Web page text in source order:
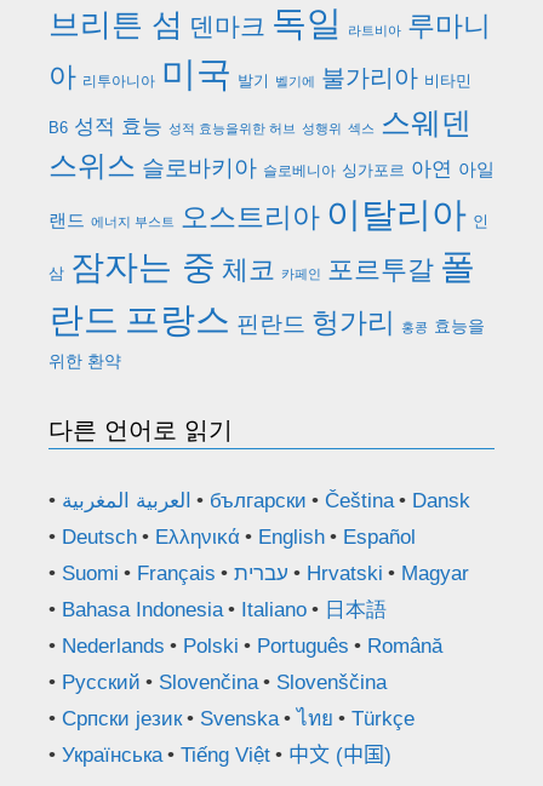
브리튼 섬 덴마크 독일 라트비아 루마니
아 리투아니아 미국 발기 벨기에 불가리아 비타민
B6 성적 효능 성적 효능을위한 허브 성행위 섹스 스웨덴
스위스 슬로바키아 슬로베니아 싱가포르 아연 아일
랜드 에너지 부스트 오스트리아 이탈리아 인
삼 잠자는 중 체코 카페인 포르투갈 폴
란드 프랑스 핀란드 헝가리 홍콩 효능을
위한 환약
다른 언어로 읽기
العربية المغربية български Čeština
Dansk
Deutsch
Ελληνικά English
Español
Suomi
Français עברית Hrvatski
Magyar
Bahasa Indonesia
Italiano
日本語
Nederlands
Polski Português
Română
Русский
Slovenčina
Slovenščina
Српски језик
Svenska ไทย
Türkçe
Українська
Tiếng Việt 中文 (中国)